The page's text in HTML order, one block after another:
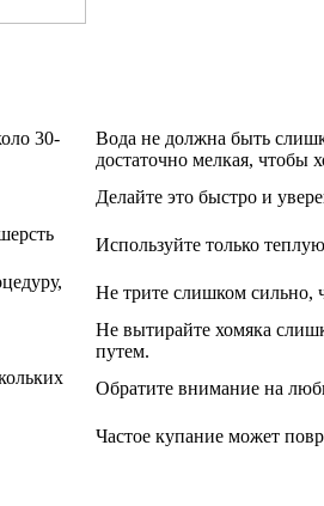
30-
Вода не должна быть
достаточно мелкая, чтобы
Делайте это быстро и
Используйте только
Не трите слишком сильно,
Не вытирайте хомяка
путем.
Обратите внимание на
Частое купание может